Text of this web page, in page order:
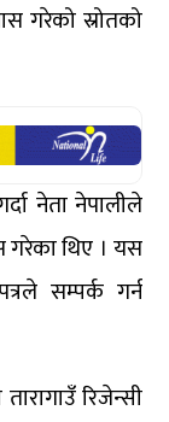
गरेको स्रोतको
नेता नेपालीले
गरेका थिए । यस
सम्पर्क गर्न
रिजेन्सी